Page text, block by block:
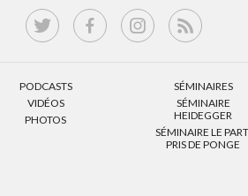
PODCASTS
VIDÉOS
PHOTOS
SÉMINAIRES
SÉMINAIRE
HEIDEGGER
SÉMINAIRE LE
PRIS DE PONGE